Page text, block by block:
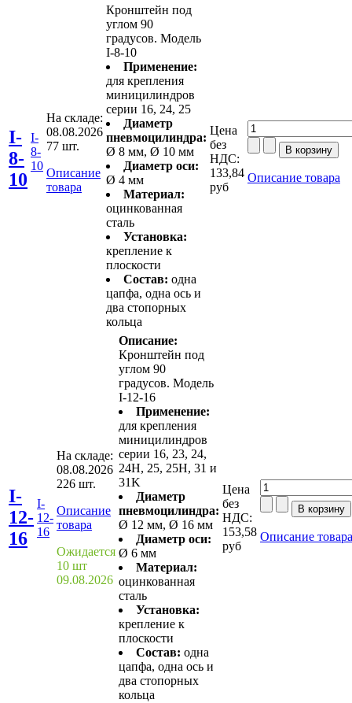
I-
8-
10
I-
8-
10
На складе:
08.08.2026
77 шт.
Описание
товара
Кронштейн под
углом 90
градусов. Модель
I-8-10
Применение:
для крепления
миницилиндров
серии 16, 24, 25
Диаметр
пневмоцилиндра:
Ø 8 мм, Ø 10 мм
Диаметр оси:
Ø 4 мм
Материал:
оцинкованная
сталь
Установка:
крепление к
плоскости
Состав: одна
цапфа, одна ось и
два стопорных
кольца
Цена
без
НДС:
133,84
руб
Описание товара
I-
12-
16
I-
12-
16
На складе:
08.08.2026
226 шт.
Описание
товара
Ожидается
10 шт
09.08.2026
Описание:
Кронштейн под
углом 90
градусов. Модель
I-12-16
Применение:
для крепления
миницилиндров
серии 16, 23, 24,
24H, 25, 25H, 31 и
31K
Диаметр
пневмоцилиндра:
Ø 12 мм, Ø 16 мм
Диаметр оси:
Ø 6 мм
Материал:
оцинкованная
сталь
Установка:
крепление к
плоскости
Состав: одна
цапфа, одна ось и
два стопорных
кольца
Цена
без
НДС:
153,58
руб
Описание товара